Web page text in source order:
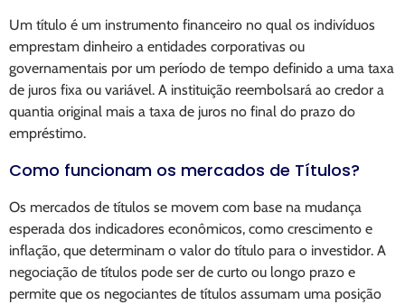
Um título é um instrumento financeiro no qual os indivíduos
emprestam dinheiro a entidades corporativas ou
governamentais por um período de tempo definido a uma taxa
de juros fixa ou variável. A instituição reembolsará ao credor a
quantia original mais a taxa de juros no final do prazo do
empréstimo.
Como funcionam os mercados de Títulos?
Os mercados de títulos se movem com base na mudança
esperada dos indicadores econômicos, como crescimento e
inflação, que determinam o valor do título para o investidor. A
negociação de títulos pode ser de curto ou longo prazo e
permite que os negociantes de títulos assumam uma posição